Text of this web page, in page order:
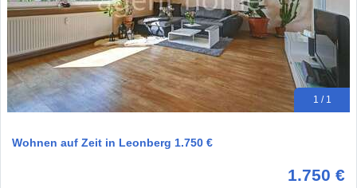
1 / 1
Wohnen auf Zeit in Leonberg 1.750 €
1.750 €